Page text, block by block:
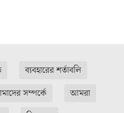
ব্যবহারের শর্তাবলি
সম্পর্কে
আমরা